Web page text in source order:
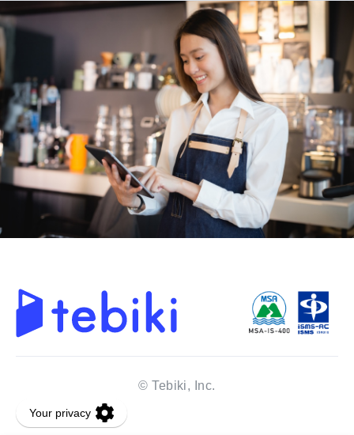
© Tebiki, Inc.